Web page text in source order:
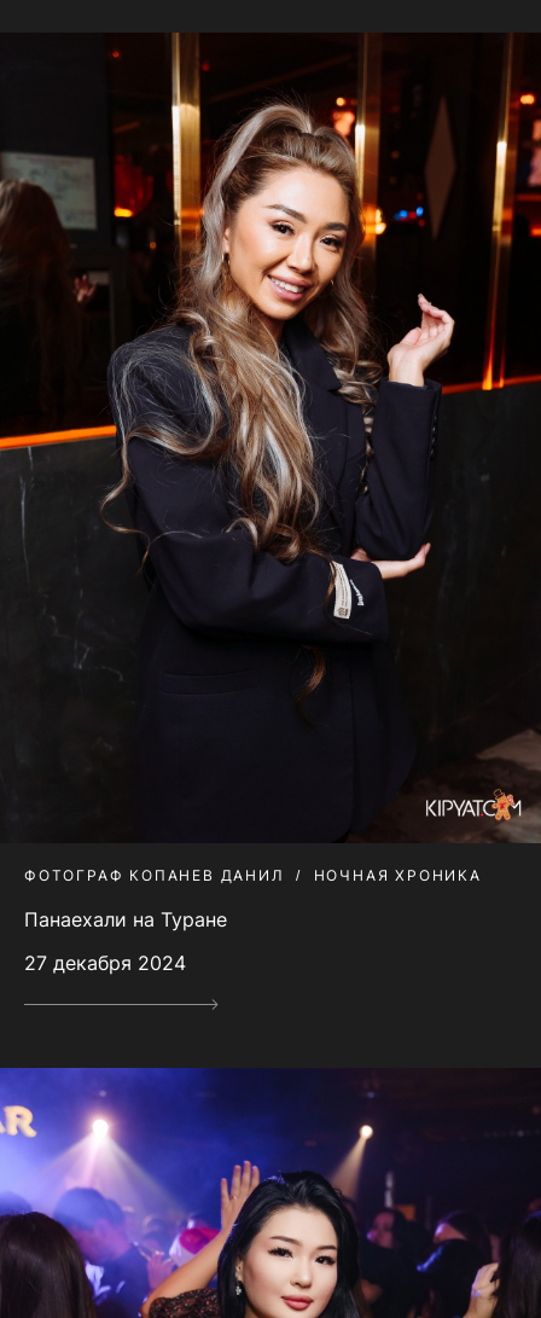
ФОТОГРАФ КОПАНЕВ ДАНИЛ НОЧНАЯ ХРОНИКА
Панаехали на Туране
27 декабря 2024